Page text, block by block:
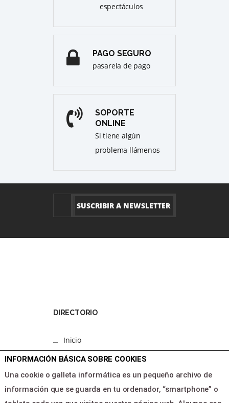
espectáculos
PAGO SEGURO
pasarela de pago
SOPORTE
ONLINE
Si tiene algún
problema llámenos
DIRECTORIO
Inicio
Programacion
Area clientes
Contacto
INFORMACIÓN BÁSICA SOBRE COOKIES
Una cookie o galleta informática es un pequeño archivo de
información que se guarda en tu ordenador, “smartphone” o